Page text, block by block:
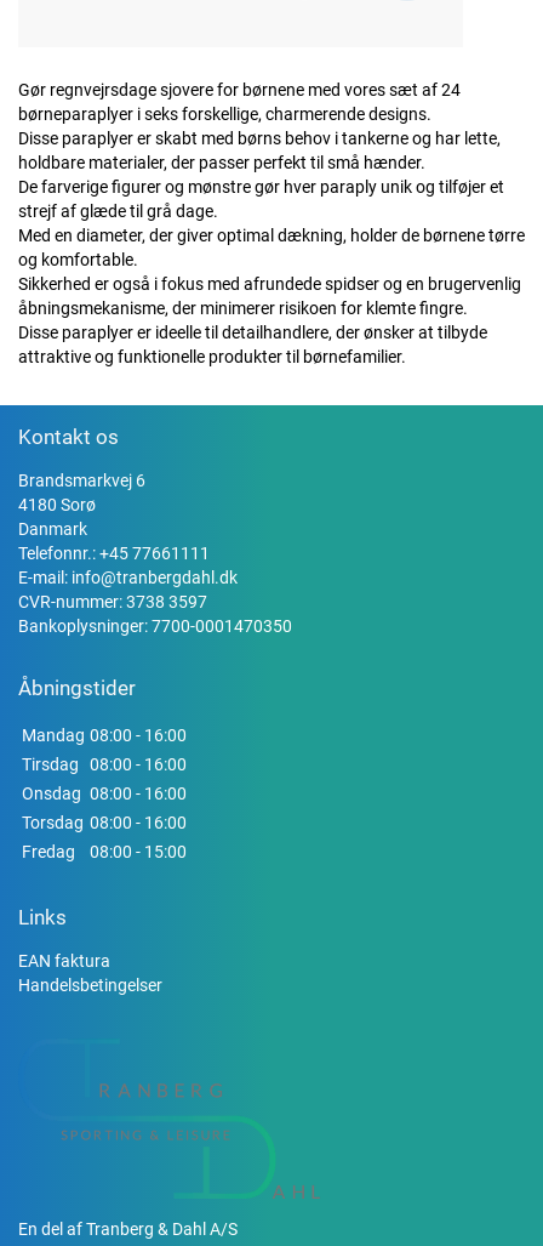
Gør regnvejrsdage sjovere for børnene med vores sæt af 24
børneparaplyer i seks forskellige, charmerende designs.
Disse paraplyer er skabt med børns behov i tankerne og har lette,
holdbare materialer, der passer perfekt til små hænder.
De farverige figurer og mønstre gør hver paraply unik og tilføjer et
strejf af glæde til grå dage.
Med en diameter, der giver optimal dækning, holder de børnene tørre
og komfortable.
Sikkerhed er også i fokus med afrundede spidser og en brugervenlig
åbningsmekanisme, der minimerer risikoen for klemte fingre.
Disse paraplyer er ideelle til detailhandlere, der ønsker at tilbyde
attraktive og funktionelle produkter til børnefamilier.
Kontakt os
Brandsmarkvej 6
4180 Sorø
Danmark
Telefonnr.:+45 77661111
E-mail: info@tranbergdahl.dk
CVR-nummer: 3738 3597
Bankoplysninger: 7700-0001470350
Åbningstider
Mandag 08:00 - 16:00
Tirsdag
08:00 - 16:00
Onsdag 08:00 - 16:00
Torsdag 08:00 - 16:00
Fredag
08:00 - 15:00
Links
EAN faktura
Handelsbetingelser
En del af Tranberg & Dahl A/S